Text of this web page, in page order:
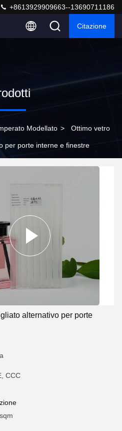
+8613929909663--13690711186
Citazione
Modellato > Ottimo vetro
per porte interne e finestre
alternativo per porte
CCC